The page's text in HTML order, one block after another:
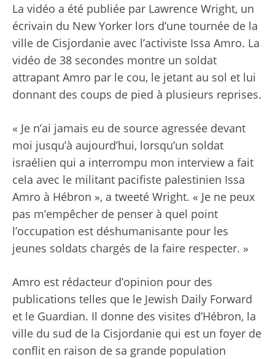
La vidéo a été publiée par Lawrence Wright, un
écrivain du New Yorker lors d’une tournée de la
ville de Cisjordanie avec l’activiste Issa Amro. La
vidéo de 38 secondes montre un soldat
attrapant Amro par le cou, le jetant au sol et lui
donnant des coups de pied à plusieurs reprises.
« Je n’ai jamais eu de source agressée devant
moi jusqu’à aujourd’hui, lorsqu’un soldat
israélien qui a interrompu mon interview a fait
cela avec le militant pacifiste palestinien Issa
Amro à Hébron », a tweeté Wright. « Je ne peux
pas m’empêcher de penser à quel point
l’occupation est déshumanisante pour les
jeunes soldats chargés de la faire respecter. »
Amro est rédacteur d’opinion pour des
publications telles que le Jewish Daily Forward
et le Guardian. Il donne des visites d’Hébron, la
ville du sud de la Cisjordanie qui est un foyer de
conflit en raison de sa grande population